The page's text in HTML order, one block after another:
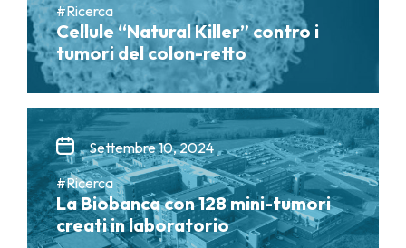
#Ricerca
Cellule “Natural Killer” contro i
tumori del colon-retto
Settembre 10, 2024
#Ricerca
La Biobanca con 128 mini-tumori
creati in laboratorio